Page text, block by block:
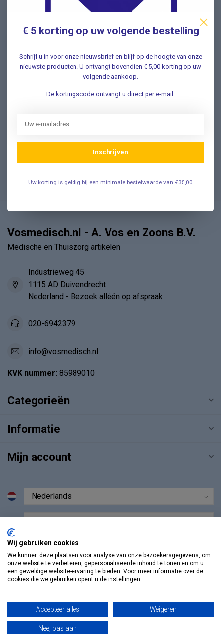
Vragen? Wij helpen graag!
✔ Snelle antwoorden op veelgestelde vragen ✔ Direct
Klantenservice
Schrijf u in voor onze nieuwsbrief en ontvang als eerste
Vosmedisch.nl - A. Vos en Zoons B.V.
Medische en Thuiszorg artikelen
Industrieweg 45
1115 AD Duivendrecht
Nederland - Bezoek alléén op afspraak
020-6942379
info@vosmedisch.nl
KVK nummer: 85989010
Categorieën
Informatie
Mijn account
© Copyright 2026 Vosmedisch.nl - A. Vos en Zoons B.V.
€ 5 korting op uw volgende bestelling
Schrijf u in voor onze nieuwsbrief en blijf op de hoogte van onze
nieuwste producten. U ontvangt bovendien € 5,00 korting op uw
volgende aankoop.
De kortingscode ontvangt u direct per e-mail.
Inschrijven
Uw korting is geldig bij een minimale bestelwaarde van €35,00
Wij gebruiken cookies
We kunnen deze plaatsen voor analyse van onze bezoekersgegevens, om
onze website te verbeteren, gepersonaliseerde inhoud te tonen en om u
een geweldige website-ervaring te bieden. Voor meer informatie over de
cookies die we gebruiken opent u de instellingen.
Accepteer alles Weigeren
Nee, pas aan